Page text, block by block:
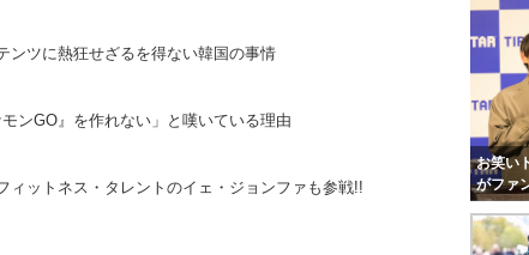
ンツに熱狂せざるを得ない韓国の事情
ンGO』を作れない」と嘆いている理由
ィットネス・タレントのイェ・ジョンファも参戦!!
お笑い
がファ